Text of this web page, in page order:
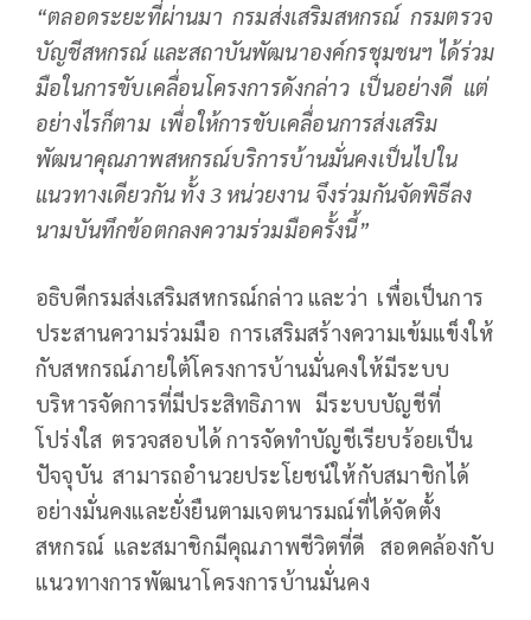
“ตลอดระยะที่ผ่านมา กรมส่งเสริมสหกรณ์ กรมตรวจ
บัญชีสหกรณ์ และสถาบันพัฒนาองค์กรชุมชนฯ ได้ร่วม
มือในการขับเคลื่อนโครงการดังกล่าว เป็นอย่างดี แต่
อย่างไรก็ตาม เพื่อให้การขับเคลื่อนการส่งเสริม
พัฒนาคุณภาพสหกรณ์บริการบ้านมั่นคงเป็นไปใน
แนวทางเดียวกัน ทั้ง 3 หน่วยงาน จึงร่วมกันจัดพิธีลง
นามบันทึกข้อตกลงความร่วมมือครั้งนี้”
อธิบดีกรมส่งเสริมสหกรณ์กล่าว และว่า เพื่อเป็นการ
ประสานความร่วมมือ การเสริมสร้างความเข้มแข็งให้
กับสหกรณ์ภายใต้โครงการบ้านมั่นคงให้มีระบบ
บริหารจัดการที่มีประสิทธิภาพ มีระบบบัญชีที่
โปร่งใส ตรวจสอบได้ การจัดทำบัญชีเรียบร้อยเป็น
ปัจจุบัน สามารถอำนวยประโยชน์ให้กับสมาชิกได้
อย่างมั่นคงและยั่งยืนตามเจตนารมณ์ที่ได้จัดตั้ง
สหกรณ์ และสมาชิกมีคุณภาพชีวิตที่ดี สอดคล้องกับ
แนวทางการพัฒนาโครงการบ้านมั่นคง